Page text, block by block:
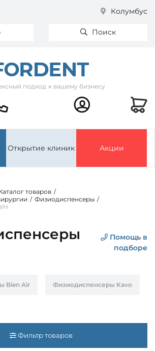
Колумбус
Поиск
подход к вашему бизнесу
Открытие клиник Акции
товаров /
/ Физиодиспенсеры /
Помощь в
подборе
Bien Air Физиодиспенсеры Kavo
Фильтр товаров